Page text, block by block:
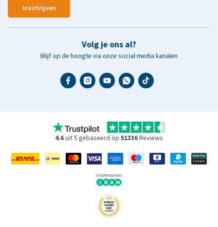
Inschrijven
Volg je ons al?
Blijf op de hoogte via onze social media kanalen
4.6uit 5 gebaseerd op 51336Reviews